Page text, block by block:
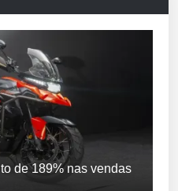
de 189% nas vendas